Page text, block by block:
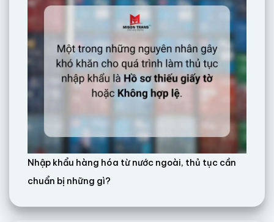
Nhập khẩu hàng hóa từ nước ngoài, thủ tục cần
chuẩn bị những gì?